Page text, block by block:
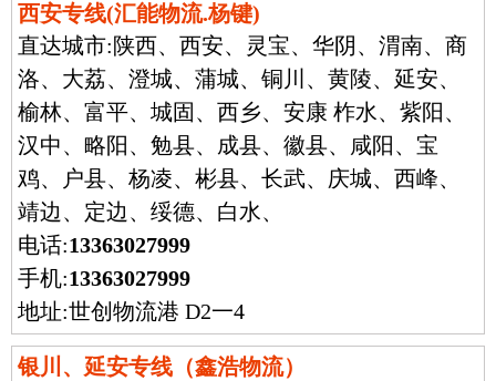
西安专线(汇能物流.杨键)
直达城市:陕西、西安、灵宝、华阴、渭南、商
洛、大荔、澄城、蒲城、铜川、黄陵、延安、
榆林、富平、城固、西乡、安康 柞水、紫阳、
汉中、略阳、勉县、成县、徽县、咸阳、宝
鸡、户县、杨凌、彬县、长武、庆城、西峰、
靖边、定边、绥德、白水、
电话:13363027999
手机:13363027999
地址:世创物流港 D2一4
银川、延安专线（鑫浩物流）